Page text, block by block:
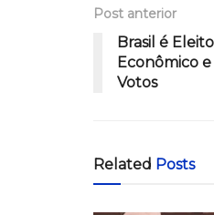
Post anterior
Brasil é
Econômico e
Votos
Related Posts